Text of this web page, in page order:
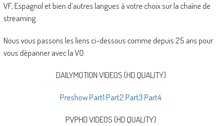
VF, Espagnol et bien d’autres langues à votre choix sur la chaîne de
streaming.
Nous vous passons les liens ci-dessous comme depuis 25 ans pour
vous dépanner avec la VO.
DAILYMOTION VIDEOS (HD QUALITY)
PreshowPart1Part2Part3Part4
PVPHD VIDEOS (HD QUALITY)